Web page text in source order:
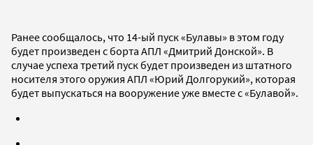
Ранее сообщалось, что 14-ый пуск «Булавы» в этом году
будет произведен с борта АПЛ «Дмитрий Донской». В
случае успеха третий пуск будет произведен из штатного
носителя этого оружия АПЛ «Юрий Долгорукий», которая
будет выпускаться на вооружение уже вместе с «Булавой».